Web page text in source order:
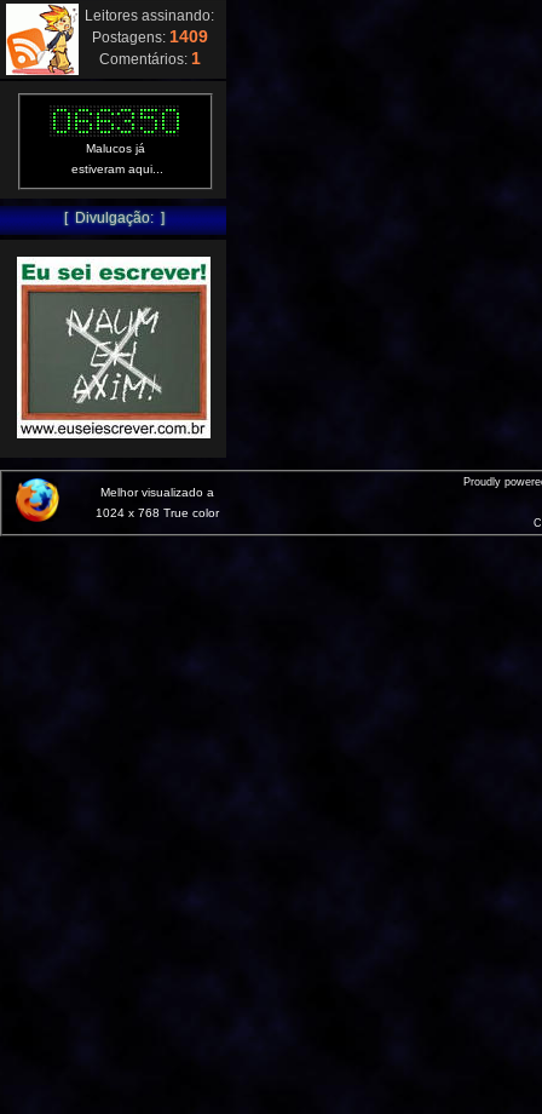
Leitores assinando:
Postagens: 1409
Comentários: 1
Malucos já
estiveram aqui...
[ Divulgação: ]
Melhor visualizado a
1024 x 768 True color
Proudly